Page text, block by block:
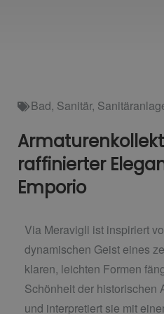
Bad, Sanitär,
raffinierter
Emporio
Via Meravigli ist inspiriert
dynamischen Geist eines
klaren, leichten Formen
Schönheit der historischen
und interpretiert sie mit